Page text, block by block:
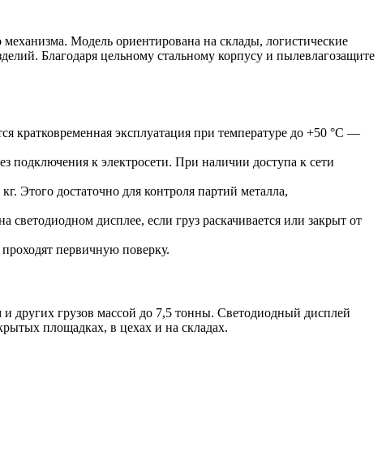
Модель ориентирована на склады, логистические
Благодаря цельному стальному корпусу и пылевлагозащите
кратковременная эксплуатация при температуре до +50 °C —
подключения к электросети. При наличии доступа к сети
достаточно для контроля партий металла,
дисплее, если груз раскачивается или закрыт от
первичную поверку.
других грузов массой до 7,5 тонны. Светодиодный дисплей
площадках, в цехах и на складах.